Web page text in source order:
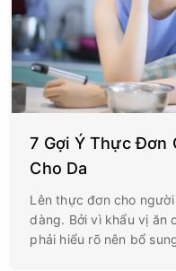
7 Gợi Ý Thực Đơn
Cho Da
Lên thực đơn cho
dàng. Bởi vì khẩu vị ăn
phải hiểu rõ nên bổ